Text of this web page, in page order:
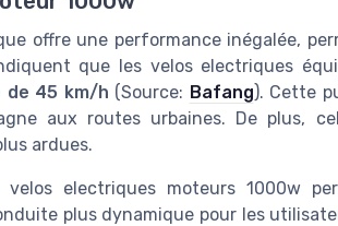
offre une performance inégalée,
que les velos electriques
de 45 km/h (Source: Bafang). Cette
aux routes urbaines. De plus,
ardues.
electriques moteurs 1000w
plus dynamique pour les